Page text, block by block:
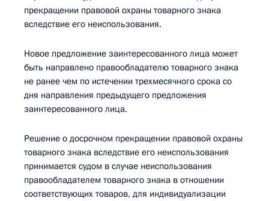
прекращении правовой охраны товарного знака
вследствие его неиспользования.
Новое предложение заинтересованного лица может
быть направлено правообладателю товарного знака
не ранее чем по истечении трехмесячного срока со
дня направления предыдущего предложения
заинтересованного лица.
Решение о досрочном прекращении правовой охраны
товарного знака вследствие его неиспользования
принимается судом в случае неиспользования
правообладателем товарного знака в отношении
соответствующих товаров, для индивидуализации